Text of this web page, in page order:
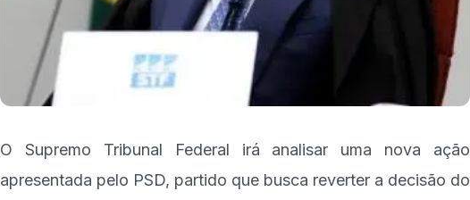
O Supremo Tribunal Federal irá analisar uma nova ação
apresentada pelo PSD, partido que busca reverter a decisão do